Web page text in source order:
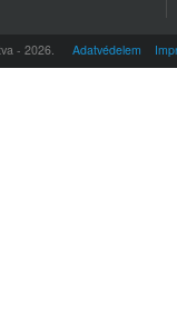
- 2026. Adatvédelem